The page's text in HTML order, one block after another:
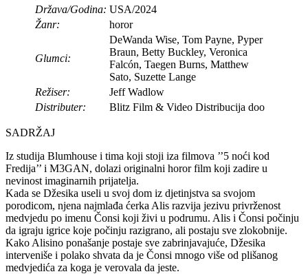
Država/Godina: USA/2024
Žanr:
horor
Glumci:
DeWanda Wise, Tom Payne, Pyper
Braun, Betty Buckley, Veronica
Falcón, Taegen Burns, Matthew
Sato, Suzette Lange
Režiser:
Jeff Wadlow
Distributer:
Blitz Film & Video Distribucija doo
SADRŽAJ
Iz studija Blumhouse i tima koji stoji iza filmova ’’5 noći kod
Fredija’’ i M3GAN, dolazi originalni horor film koji zadire u
nevinost imaginarnih prijatelja.
Kada se Džesika useli u svoj dom iz djetinjstva sa svojom
porodicom, njena najmlađa ćerka Alis razvija jezivu privrženost
medvjedu po imenu Čonsi koji živi u podrumu. Alis i Čonsi počinju
da igraju igrice koje počinju razigrano, ali postaju sve zlokobnije.
Kako Alisino ponašanje postaje sve zabrinjavajuće, Džesika
interveniše i polako shvata da je Čonsi mnogo više od plišanog
medvjedića za koga je verovala da jeste.